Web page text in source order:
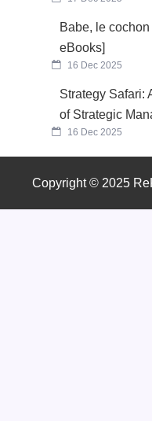
Babe, le
eBooks]
16 Dec 2025
Strategy Safari:
of Strategic
16 Dec 2025
Copyright © 2025